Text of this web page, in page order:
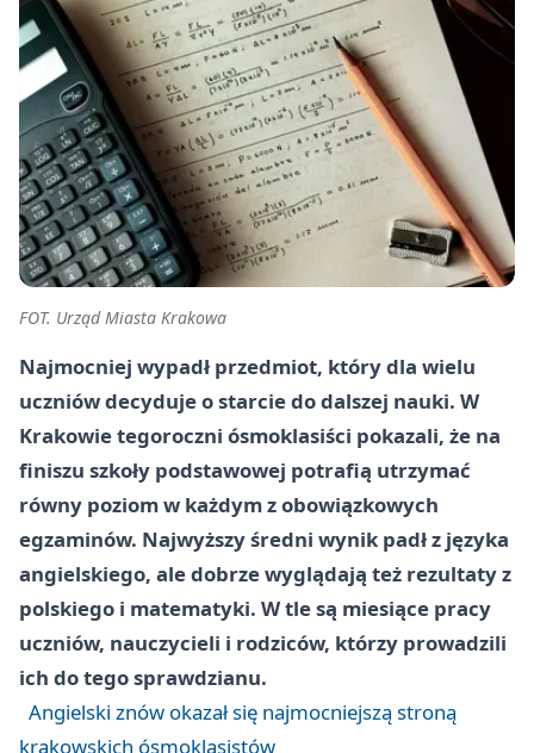
FOT. Urząd Miasta Krakowa
Najmocniej wypadł przedmiot, który dla wielu
uczniów decyduje o starcie do dalszej nauki. W
Krakowie tegoroczni ósmoklasiści pokazali, że na
finiszu szkoły podstawowej potrafią utrzymać
równy poziom w każdym z obowiązkowych
egzaminów. Najwyższy średni wynik padł z języka
angielskiego, ale dobrze wyglądają też rezultaty z
polskiego i matematyki. W tle są miesiące pracy
uczniów, nauczycieli i rodziców, którzy prowadzili
ich do tego sprawdzianu.
Angielski znów okazał się najmocniejszą stroną
krakowskich ósmoklasistów